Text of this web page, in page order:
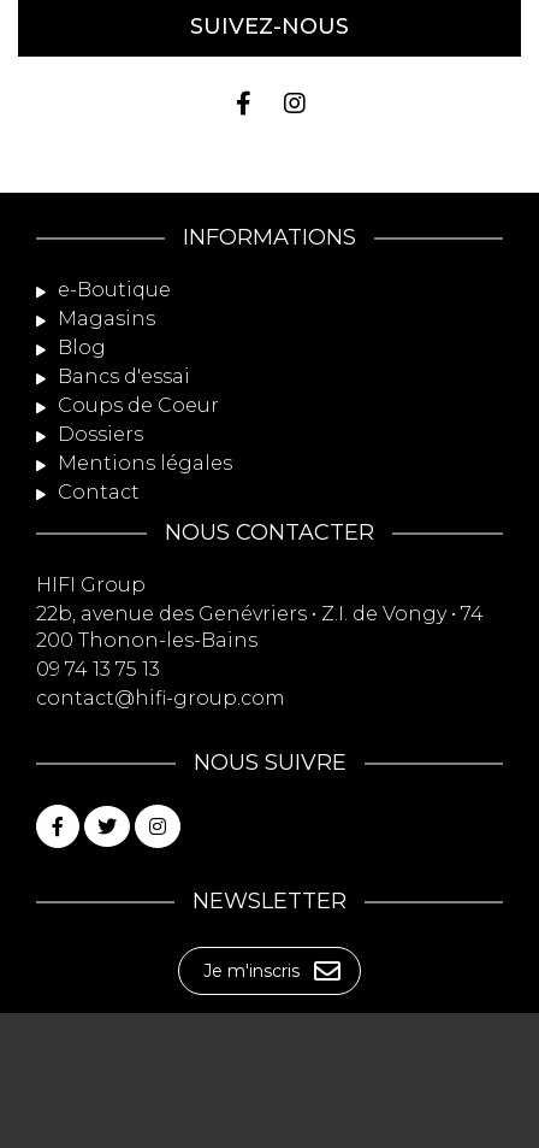
SUIVEZ-NOUS
INFORMATIONS
e-Boutique
Magasins
Blog
Bancs d'essai
Coups de Coeur
Dossiers
Mentions légales
Contact
NOUS CONTACTER
HIFI Group
22b, avenue des Genévriers • Z.I. de Vongy • 74
200 Thonon-les-Bains
09 74 13 75 13
contact@hifi-group.com
NOUS SUIVRE
NEWSLETTER
Je m'inscris